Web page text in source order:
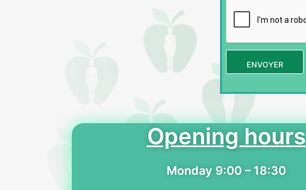
ENVOYER
Opening hours
Monday 9:00 – 18:30